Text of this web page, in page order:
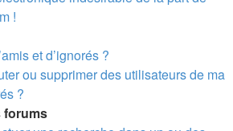
!
et d’ignorés ?
ou supprimer des utilisateurs de ma
?
forums